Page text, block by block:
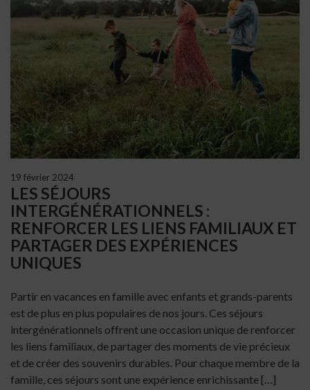
19 février 2024
LES SÉJOURS
INTERGÉNÉRATIONNELS :
RENFORCER LES LIENS FAMILIAUX ET
PARTAGER DES EXPÉRIENCES
UNIQUES
Partir en vacances en famille avec enfants et grands-parents
est de plus en plus populaires de nos jours. Ces séjours
intergénérationnels offrent une occasion unique de renforcer
les liens familiaux, de partager des moments de vie précieux
et de créer des souvenirs durables. Pour chaque membre de la
famille, ces séjours sont une expérience enrichissante […]